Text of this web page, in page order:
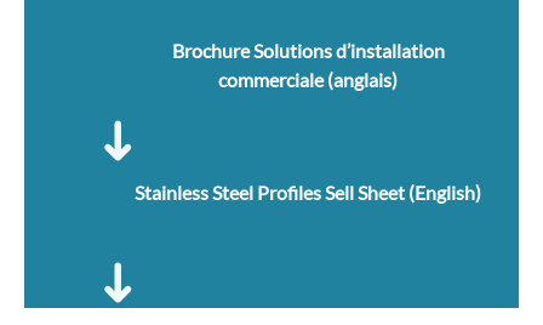
Brochure Solutions d’installation
commerciale (anglais)
Stainless Steel Profiles Sell Sheet (English)